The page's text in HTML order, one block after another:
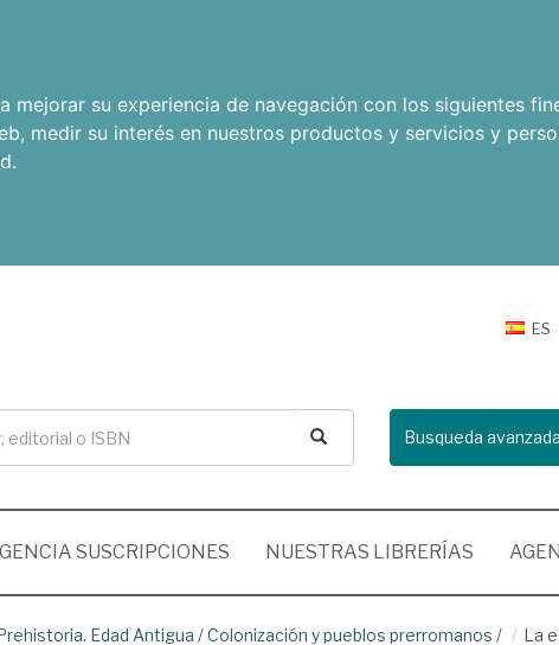
su experiencia de navegación con los siguientes
, medir su interés en nuestros productos y servicios y
.
ES
Busqueda avanzada
SUSCRIPCIONES NUESTRAS LIBRERÍAS
Edad Antigua /Colonización y pueblos prerromanos / La